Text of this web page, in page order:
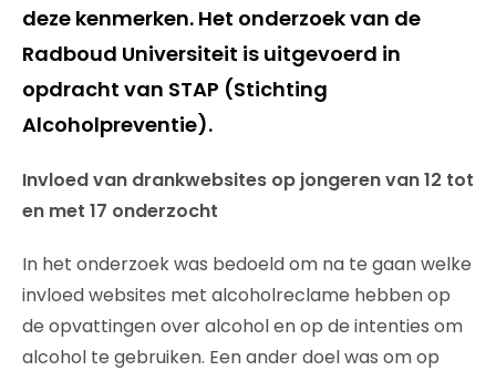
deze kenmerken. Het onderzoek van de
Radboud Universiteit is uitgevoerd in
opdracht van STAP (Stichting
Alcoholpreventie).
Invloed van drankwebsites op jongeren van 12 tot
en met 17 onderzocht
In het onderzoek was bedoeld om na te gaan welke
invloed websites met alcoholreclame hebben op
de opvattingen over alcohol en op de intenties om
alcohol te gebruiken. Een ander doel was om op